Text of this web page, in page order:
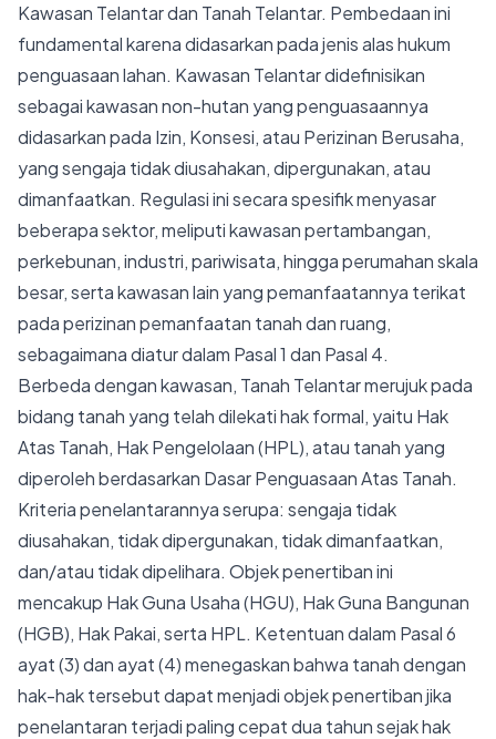
Kawasan Telantar dan Tanah Telantar. Pembedaan ini
fundamental karena didasarkan pada jenis alas hukum
penguasaan lahan. Kawasan Telantar didefinisikan
sebagai kawasan non-hutan yang penguasaannya
didasarkan pada Izin, Konsesi, atau Perizinan Berusaha,
yang sengaja tidak diusahakan, dipergunakan, atau
dimanfaatkan. Regulasi ini secara spesifik menyasar
beberapa sektor, meliputi kawasan pertambangan,
perkebunan, industri, pariwisata, hingga perumahan skala
besar, serta kawasan lain yang pemanfaatannya terikat
pada perizinan pemanfaatan tanah dan ruang,
sebagaimana diatur dalam Pasal 1 dan Pasal 4.
Berbeda dengan kawasan, Tanah Telantar merujuk pada
bidang tanah yang telah dilekati hak formal, yaitu Hak
Atas Tanah, Hak Pengelolaan (HPL), atau tanah yang
diperoleh berdasarkan Dasar Penguasaan Atas Tanah.
Kriteria penelantarannya serupa: sengaja tidak
diusahakan, tidak dipergunakan, tidak dimanfaatkan,
dan/atau tidak dipelihara. Objek penertiban ini
mencakup Hak Guna Usaha (HGU), Hak Guna Bangunan
(HGB), Hak Pakai, serta HPL. Ketentuan dalam Pasal 6
ayat (3) dan ayat (4) menegaskan bahwa tanah dengan
hak-hak tersebut dapat menjadi objek penertiban jika
penelantaran terjadi paling cepat dua tahun sejak hak